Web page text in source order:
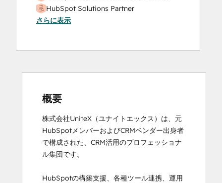
HubSpot Solutions Partner
さらに表示
概要
株式会社UniteX（ユナイトエックス）は、元
HubSpotメンバーおよびCRMベンダー出身者
で構成された、CRM活用のプロフェッショナ
ル集団です。
HubSpotの構築支援、各種ツール連携、運用